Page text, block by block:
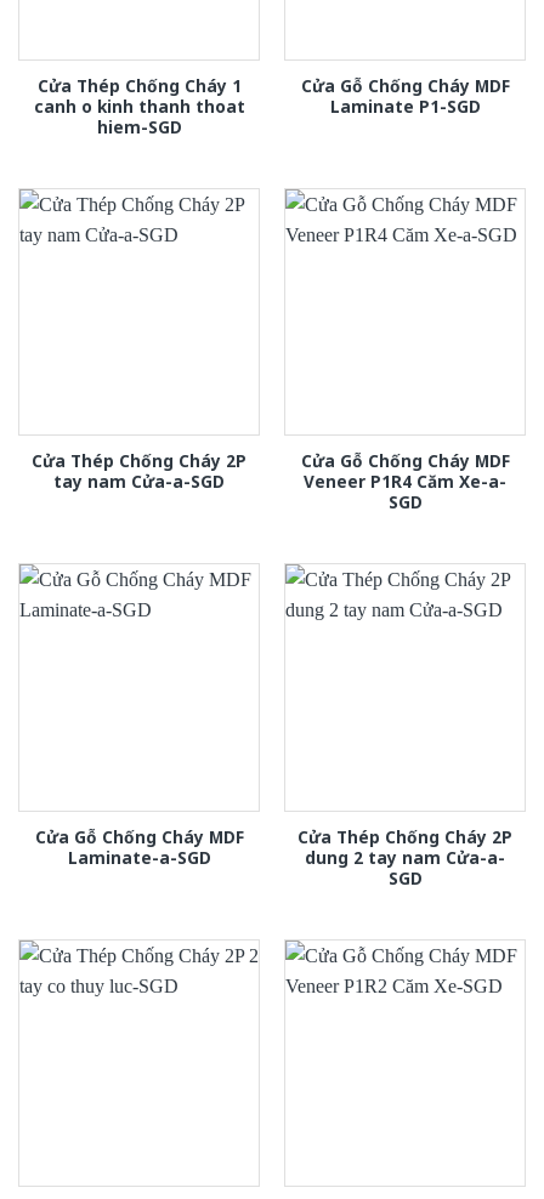
Cửa Thép Chống Cháy 1
canh o kinh thanh thoat
hiem-SGD
Cửa Gỗ Chống Cháy MDF
Laminate P1-SGD
Cửa Thép Chống Cháy 2P
tay nam Cửa-a-SGD
Cửa Gỗ Chống Cháy MDF
Veneer P1R4 Căm Xe-a-
SGD
Cửa Gỗ Chống Cháy MDF
Laminate-a-SGD
Cửa Thép Chống Cháy 2P
dung 2 tay nam Cửa-a-
SGD